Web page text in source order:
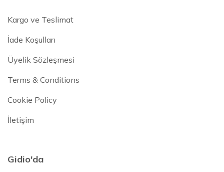
Kargo ve Teslimat
İade Koşulları
Üyelik Sözleşmesi
Terms & Conditions
Cookie Policy
İletişim
Gidio'da